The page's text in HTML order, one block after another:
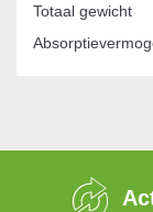
Totaal gewicht